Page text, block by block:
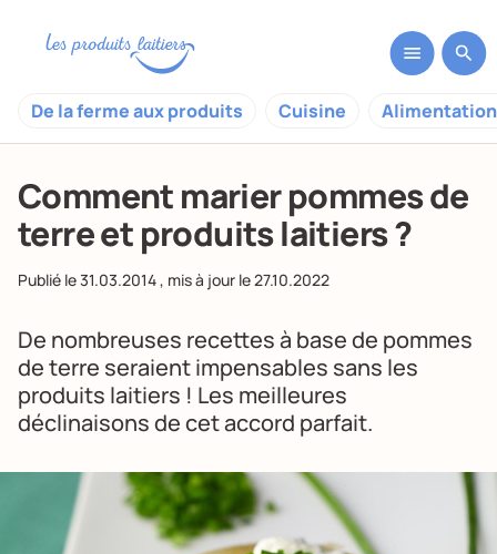
De la ferme aux produits Cuisine
Comment marier pommes de
terre et produits laitiers ?
Publié le31.03.2014, mis à jour le27.10.2022
De nombreuses recettes à base de pommes
de terre seraient impensables sans les
produits laitiers ! Les meilleures
déclinaisons de cet accord parfait.